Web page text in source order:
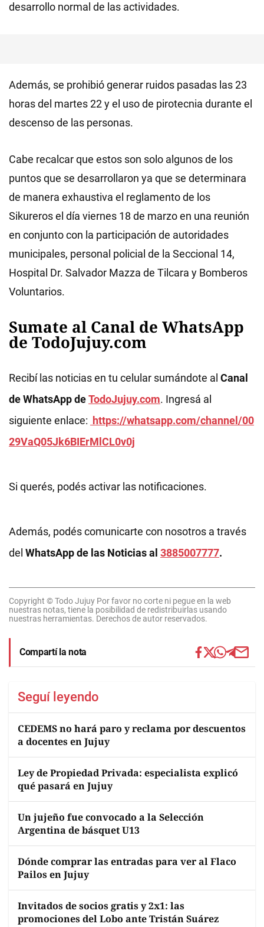
desarrollo normal de las actividades.
Además, se prohibió generar ruidos pasadas las 23
horas del martes 22 y el uso de pirotecnia durante el
descenso de las personas.
Cabe recalcar que estos son solo algunos de los
puntos que se desarrollaron ya que se determinara
de manera exhaustiva el reglamento de los
Sikureros el día viernes 18 de marzo en una reunión
en conjunto con la participación de autoridades
municipales, personal policial de la Seccional 14,
Hospital Dr. Salvador Mazza de Tilcara y Bomberos
Voluntarios.
Sumate al Canal de WhatsApp
de TodoJujuy.com
Recibí las noticias en tu celular sumándote al Canal
de WhatsApp deTodoJujuy.com. Ingresá al
siguiente enlace: https://whatsapp.com/channel/00
29VaQ05Jk6BIErMlCL0v0j
Si querés, podés activar las notificaciones.
Además, podés comunicarte con nosotros a través
del WhatsApp de las Noticias al 3885007777.
Copyright © Todo Jujuy Por favor no corte ni pegue en la web
nuestras notas, tiene la posibilidad de redistribuirlas usando
nuestras herramientas. Derechos de autor reservados.
Compartí la nota
Seguí leyendo
CEDEMS no hará paro y reclama por descuentos
a docentes en Jujuy
Ley de Propiedad Privada: especialista explicó
qué pasará en Jujuy
Un jujeño fue convocado a la Selección
Argentina de básquet U13
Dónde comprar las entradas para ver al Flaco
Pailos en Jujuy
Invitados de socios gratis y 2x1: las
promociones del Lobo ante Tristán Suárez